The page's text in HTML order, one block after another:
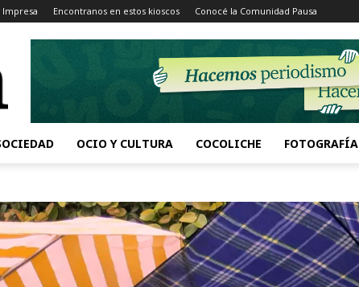
Impresa Encontranos en estos kioscos Conocé la Comunidad Pausa
OCIO Y CULTURA COCOLICHE FOTOGRAFÍA